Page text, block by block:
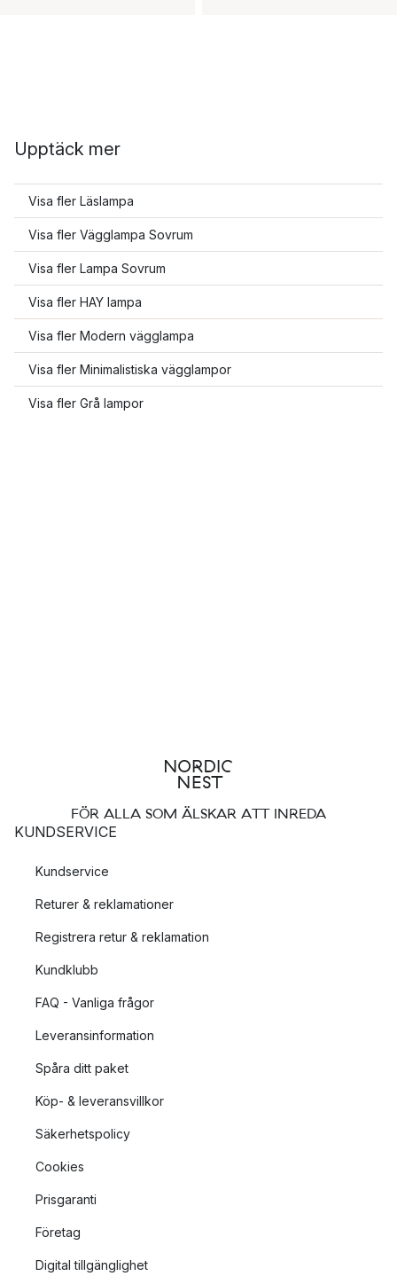
Upptäck mer
Visa fler Läslampa
Visa fler Vägglampa Sovrum
Visa fler Lampa Sovrum
Visa fler HAY lampa
Visa fler Modern vägglampa
Visa fler Minimalistiska vägglampor
Visa fler Grå lampor
FÖR ALLA SOM ÄLSKAR ATT INREDA
KUNDSERVICE
Kundservice
Returer & reklamationer
Registrera retur & reklamation
Kundklubb
FAQ - Vanliga frågor
Leveransinformation
Spåra ditt paket
Köp- & leveransvillkor
Säkerhetspolicy
Cookies
Prisgaranti
Företag
Digital tillgänglighet